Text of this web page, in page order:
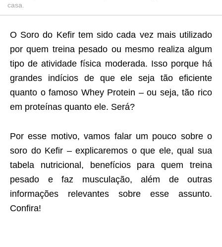
casa.
O Soro do Kefir tem sido cada vez mais utilizado
por quem treina pesado ou mesmo realiza algum
tipo de atividade física moderada. Isso porque há
grandes indícios de que ele seja tão eficiente
quanto o famoso Whey Protein – ou seja, tão rico
em proteínas quanto ele. Será?
Por esse motivo, vamos falar um pouco sobre o
soro do Kefir – explicaremos o que ele, qual sua
tabela nutricional, benefícios para quem treina
pesado e faz musculação, além de outras
informações relevantes sobre esse assunto.
Confira!